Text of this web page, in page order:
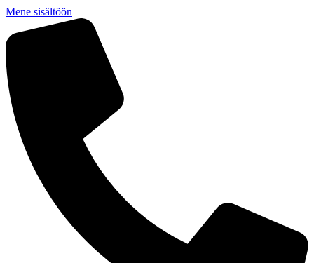
Mene sisältöön